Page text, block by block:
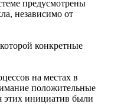
предусмотрены
независимо от
конкретные
на местах в
положительные
этих инициатив были